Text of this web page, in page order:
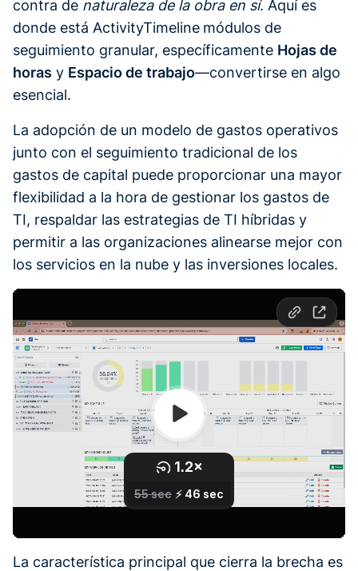
contra de naturaleza de la obra en sí. Aquí es
donde está ActivityTimeline módulos de
seguimiento granular, específicamente Hojas de
horas y Espacio de trabajo—convertirse en algo
esencial.
La adopción de un modelo de gastos operativos
junto con el seguimiento tradicional de los
gastos de capital puede proporcionar una mayor
flexibilidad a la hora de gestionar los gastos de
TI, respaldar las estrategias de TI híbridas y
permitir a las organizaciones alinearse mejor con
los servicios en la nube y las inversiones locales.
La característica principal que cierra la brecha es